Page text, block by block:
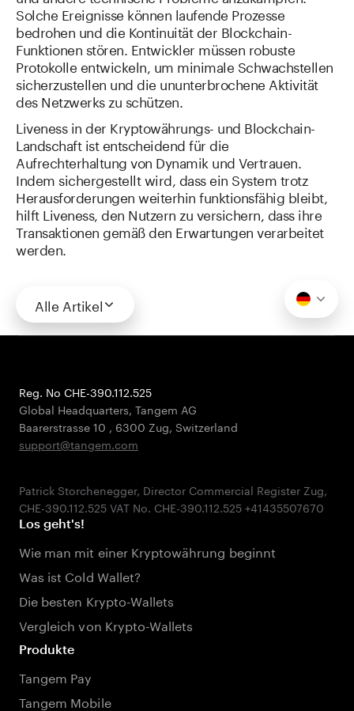
Solche Ereignisse können laufende Prozesse
bedrohen und die Kontinuität der Blockchain-
Funktionen stören. Entwickler müssen robuste
Protokolle entwickeln, um minimale Schwachstellen
sicherzustellen und die ununterbrochene Aktivität
des Netzwerks zu schützen.
Liveness in der Kryptowährungs- und Blockchain-
Landschaft ist entscheidend für die
Aufrechterhaltung von Dynamik und Vertrauen.
Indem sichergestellt wird, dass ein System trotz
Herausforderungen weiterhin funktionsfähig bleibt,
hilft Liveness, den Nutzern zu versichern, dass ihre
Transaktionen gemäß den Erwartungen verarbeitet
werden.
Alle Artikel
Reg. No CHE-390.112.525
Global Headquarters, Tangem AG
Baarerstrasse 10 , 6300 Zug, Switzerland
support@tangem.com
Patrick Storchenegger, Director Commercial Register Zug,
Los geht's!
Wie man mit einer Kryptowährung beginnt
Was ist Cold Wallet?
Die besten Krypto-Wallets
Vergleich von Krypto-Wallets
Produkte
Tangem Pay
Tangem Mobile